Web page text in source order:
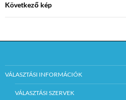
Következő kép
VÁLASZTÁSI INFORMÁCIÓK
VÁLASZTÁSI SZERVEK